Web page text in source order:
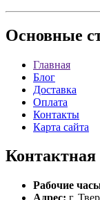
Основные
Главная
Блог
Доставка
Оплата
Контакты
Карта сайта
Контактная
Рабочие